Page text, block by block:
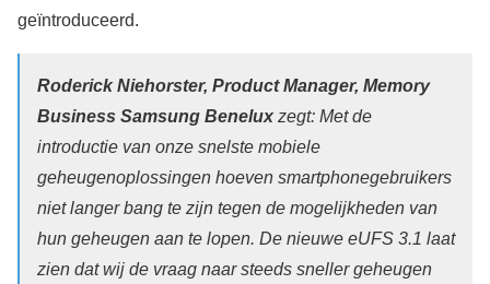
geïntroduceerd.
Roderick Niehorster, Product Manager, Memory
Business Samsung Benelux zegt: Met de
introductie van onze snelste mobiele
geheugenoplossingen hoeven smartphonegebruikers
niet langer bang te zijn tegen de mogelijkheden van
hun geheugen aan te lopen. De nieuwe eUFS 3.1 laat
zien dat wij de vraag naar steeds sneller geheugen